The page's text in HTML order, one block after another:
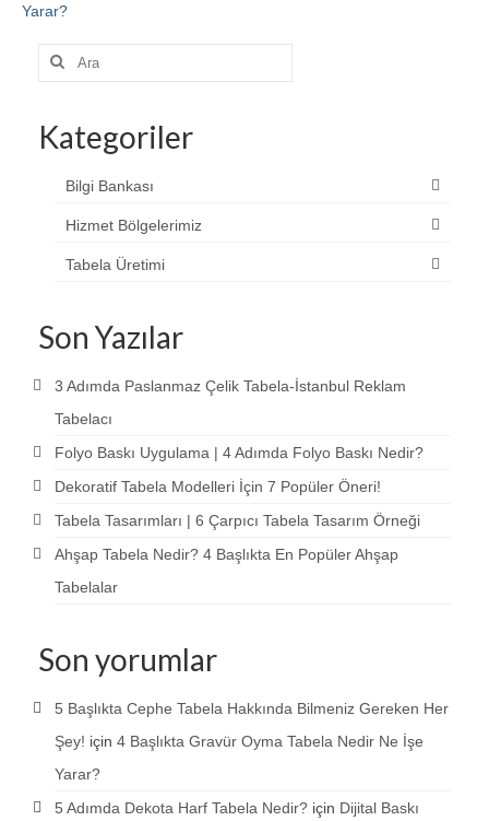
Yarar?
Şunu
Kategoriler
Bilgi Bankası
Hizmet Bölgelerimiz
Tabela Üretimi
Son Yazılar
3 Adımda Paslanmaz Çelik Tabela-İstanbul Reklam
Tabelacı
Folyo Baskı Uygulama | 4 Adımda Folyo Baskı Nedir?
Dekoratif Tabela Modelleri İçin 7 Popüler Öneri!
Tabela Tasarımları | 6 Çarpıcı Tabela Tasarım Örneği
Ahşap Tabela Nedir? 4 Başlıkta En Popüler Ahşap
Tabelalar
Son yorumlar
5 Başlıkta Cephe Tabela Hakkında Bilmeniz Gereken Her
Şey! için 4 Başlıkta Gravür Oyma Tabela Nedir Ne İşe
Yarar?
5 Adımda Dekota Harf Tabela Nedir? için Dijital Baskı